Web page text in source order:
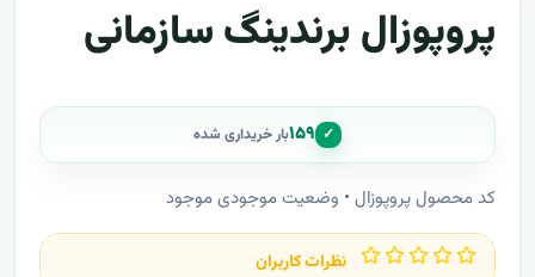
پروپوزال برندینگ سازمانی
✓ ۱۵۹بار خریداری شده
کد محصول پروپوزال • وضعیت موجودی موجود
نظرات کاربران